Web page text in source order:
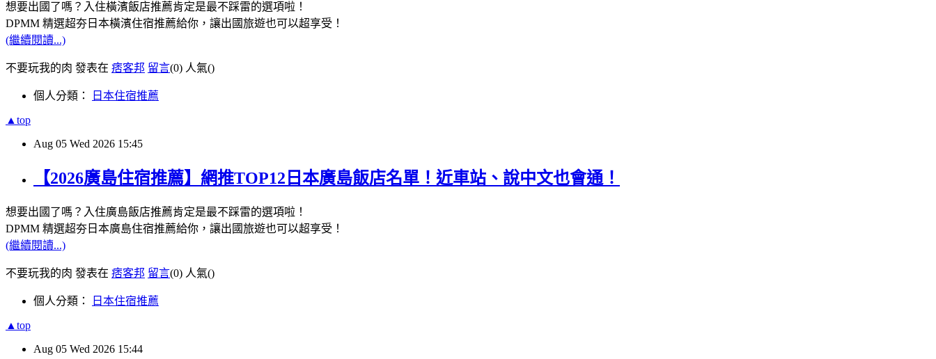
想要出國了嗎？入住橫濱飯店推薦肯定是最不踩雷的選項啦！
DPMM 精選超夯日本橫濱住宿推薦給你，讓出國旅遊也可以超享受！
(繼續閱讀...)
不要玩我的肉 發表在 痞客邦 留言(0) 人氣()
個人分類： 日本住宿推薦
▲top
Aug 05 Wed 2026 15:45
【2026廣島住宿推薦】網推TOP12日本廣島飯店名單！近車站、說中文也會通！
想要出國了嗎？入住廣島飯店推薦肯定是最不踩雷的選項啦！
DPMM 精選超夯日本廣島住宿推薦給你，讓出國旅遊也可以超享受！
(繼續閱讀...)
不要玩我的肉 發表在 痞客邦 留言(0) 人氣()
個人分類： 日本住宿推薦
▲top
Aug 05 Wed 2026 15:44